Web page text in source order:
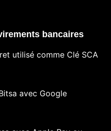
bancaires
utilisé comme Clé SCA
avec Google